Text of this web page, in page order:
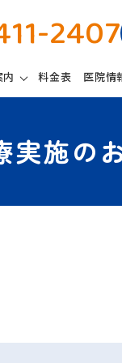
料金表 医院情
2407
実施の